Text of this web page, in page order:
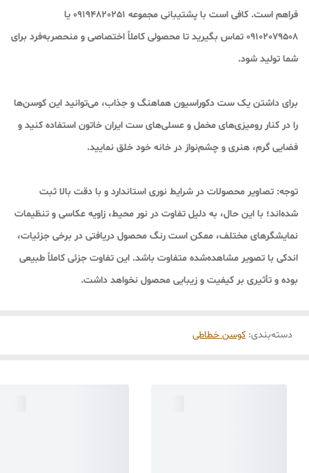
فراهم است. کافی است با پشتیبانی مجموعه 09194820251 یا
09102079508 تماس بگیرید تا محصولی کاملاً اختصاصی و منحصربه‌فرد برای
شما تولید شود.
برای داشتن یک ست دکوراسیون هماهنگ و جذاب، می‌توانید این کوسن‌ها
را در کنار رومیزی‌های مخمل و عسلی‌های ست ایران خاتون استفاده کنید و
فضایی گرم، هنری و چشم‌نواز در خانه خود خلق نمایید.
توجه: تصاویر محصولات در شرایط نوری استاندارد و با دقت بالا ثبت
شده‌اند؛ با این حال، به دلیل تفاوت در نور محیط، زاویه عکاسی و تنظیمات
نمایشگرهای مختلف، ممکن است رنگ محصول دریافتی در برخی جزئیات،
اندکی با تصویر مشاهده‌شده متفاوت باشد. این تفاوت جزئی کاملاً طبیعی
بوده و تأثیری بر کیفیت و زیبایی محصول نخواهد داشت.
دسته‌بندی: کوسن خطاطی